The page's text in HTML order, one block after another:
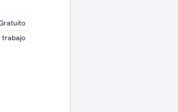
trabajo